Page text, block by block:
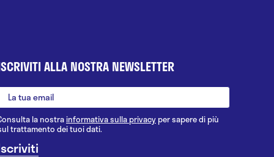
ALLA NOSTRA NEWSLETTER
la nostrainformativa sulla privacy per sapere di più
trattamento dei tuoi dati.